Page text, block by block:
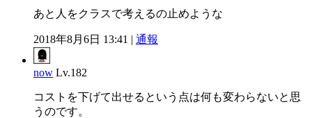
あと人をクラスで考えるの止めような
2018年8月6日 13:41 | 通報
now Lv.182
コストを下げて出せるという点は何も変わらないと思
うのです。